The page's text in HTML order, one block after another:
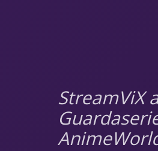
StreamViX